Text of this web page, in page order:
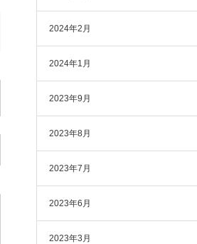
2024年2月
2024年1月
2023年9月
2023年8月
2023年7月
2023年6月
2023年3月